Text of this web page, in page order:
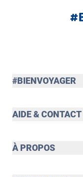
#BIENVOYAGER
AIDE & CONTACT
À PROPOS